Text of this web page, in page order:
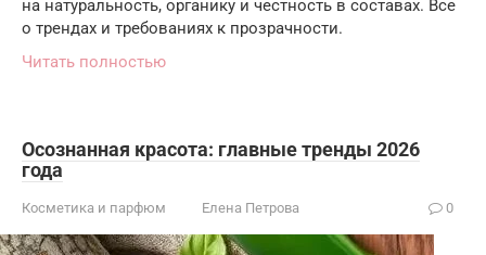
на натуральность, органику и честность в составах. Все
о трендах и требованиях к прозрачности.
Читать полностью
Осознанная красота: главные тренды 2026
года
Косметика и парфюм Елена Петрова 0